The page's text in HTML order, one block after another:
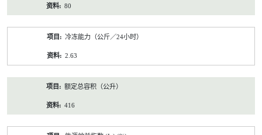
80
冷冻能力（公斤／24小时）
2.63
额定总容积（公升）
416